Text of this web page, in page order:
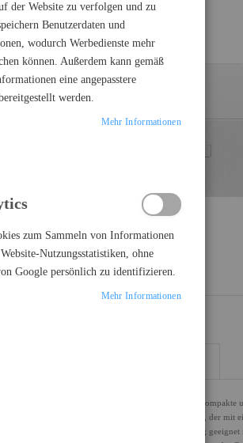
NUC 15 Pro+ wurde für diejenigen entwickelt, die
mit einem 16-Kern Intel Core Ultra 7-Prozessor, der
er für anspruchsvolle Anwendungen und Multitasking
der Website zu verfolgen und zu
Benutzerdaten und
wodurch Werbedienste mehr
können. Außerdem kann gemäß
eine angepasstere
werden.
Mehr Informationen
zum Sammeln von Informationen
Nutzungsstatistiken, ohne
Google persönlich zu identifizieren.
Mehr Informationen